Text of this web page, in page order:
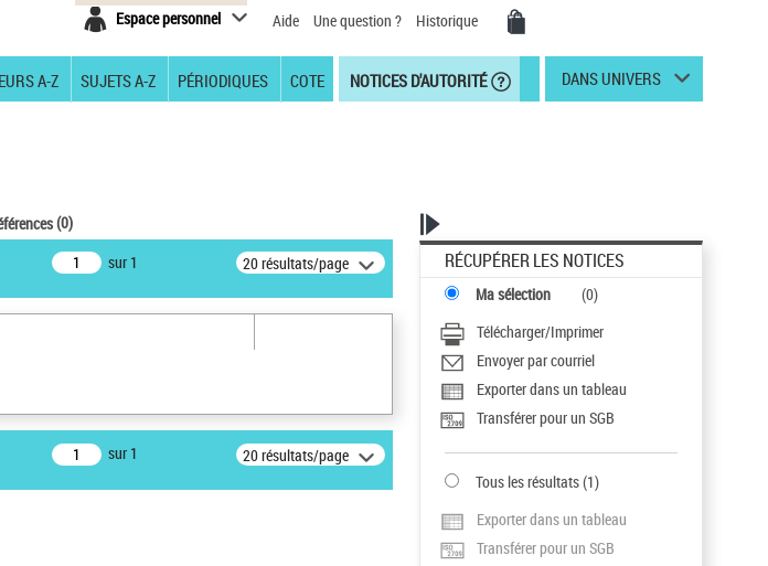
Espace personnel Aide Une question ? Historique
A-Z SUJETS A-Z PÉRIODIQUES COTE NOTICES D'AUTORITÉ DANS UNIVERS
(0)
sur 1 20 résultats/page
sur 1 20 résultats/page
RÉCUPÉRER LES NOTICES
Ma sélection (0)
Télécharger/Imprimer
Envoyer par courriel
Exporter dans un tableau
Transférer pour un SGB
Tous les résultats(1)
Exporter dans un tableau
Transférer pour un SGB